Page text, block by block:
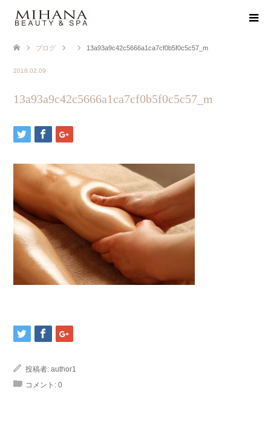
ブログ 13a93a9c42c5666a1ca7cf0b5f0c5c57_m
2018.02.09
13a93a9c42c5666a1ca7cf0b5f0c5c57_m
投稿者: author1
コメント: 0